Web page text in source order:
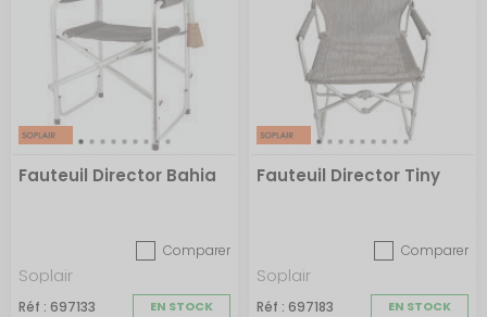
Fauteuil Director Bahia
Comparer
Soplair
Réf : 697133 EN STOCK
Fauteuil Director Tiny
Comparer
Soplair
Réf : 697183 EN STOCK